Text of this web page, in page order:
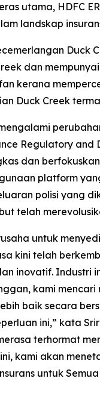
utama, HDFC
landskap
Duck
dan
kerana
Duck Creek
Regulatory
dan
platform
polisi yang
telah
untuk
kini telah
inovatif. Industri
kami
baik secara
ini,” kata
terhormat
kami akan
untuk